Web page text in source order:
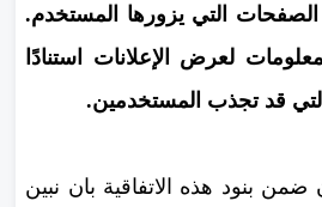
الصفحات التي يزورها المستخدم.
لعرض الإعلانات استنادًا
قد تجذب المستخدمين.
بنود هذه الاتفاقية بان نبين